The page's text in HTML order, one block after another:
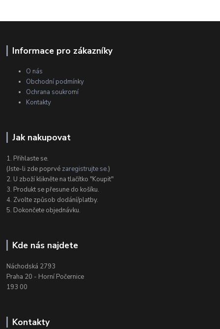
Informace pro zákazníky
O nás
Obchodní podmínky
Ochrana soukromí
Kontakty
Jak nakupovat
1. Přihlaste se.
(Jste-li zde poprvé zaregistrujte se.)
2. U zboží klikněte na tlačítko "Koupit"
3. Produkt se přesune do košíku.
4. Zvolte způsob dodání/platby.
5. Dokončete objednávku.
Kde nás najdete
Náchodská 2793
Praha 20 - Horní Počernice
193 00
Kontakty